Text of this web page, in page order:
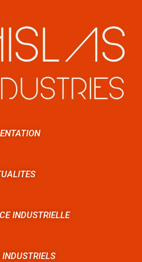
INDUSTRIELLE
INDUSTRIELS